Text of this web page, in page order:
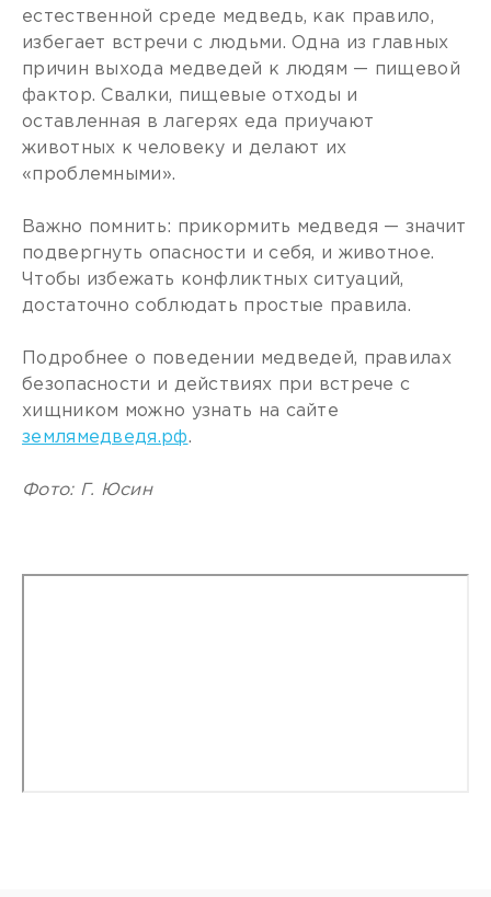
естественной среде медведь, как правило,
избегает встречи с людьми. Одна из главных
причин выхода медведей к людям — пищевой
фактор. Свалки, пищевые отходы и
оставленная в лагерях еда приучают
животных к человеку и делают их
«проблемными».
Важно помнить: прикормить медведя — значит
подвергнуть опасности и себя, и животное.
Чтобы избежать конфликтных ситуаций,
достаточно соблюдать простые правила.
Подробнее о поведении медведей, правилах
безопасности и действиях при встрече с
хищником можно узнать на сайте
землямедведя.рф.
Фото: Г. Юсин